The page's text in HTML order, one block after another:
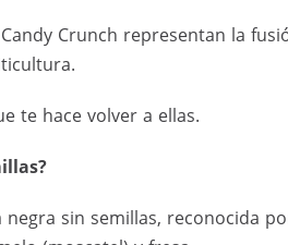
Crunch representan la
te hace volver a ellas.
negra sin semillas, reconocida